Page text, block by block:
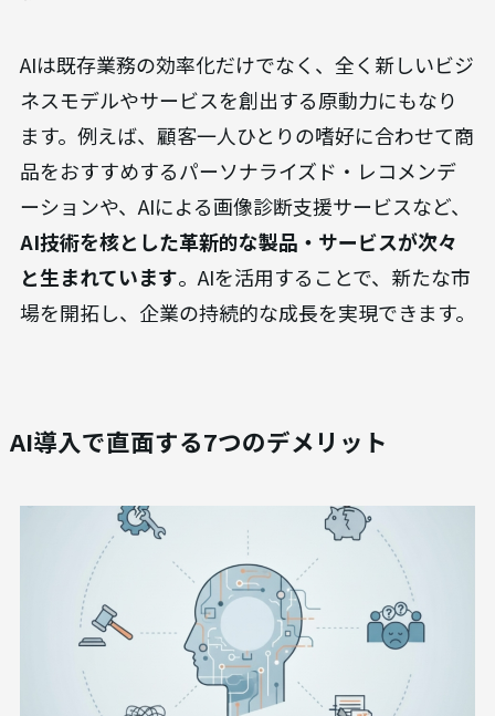
AIは既存業務の効率化だけでなく、全く新しいビジ
ネスモデルやサービスを創出する原動力にもなり
ます。例えば、顧客一人ひとりの嗜好に合わせて商
品をおすすめするパーソナライズド・レコメンデ
ーションや、AIによる画像診断支援サービスなど、
AI技術を核とした革新的な製品・サービスが次々
と生まれています。AIを活用することで、新たな市
場を開拓し、企業の持続的な成長を実現できます。
AI導入で直面する7つのデメリット